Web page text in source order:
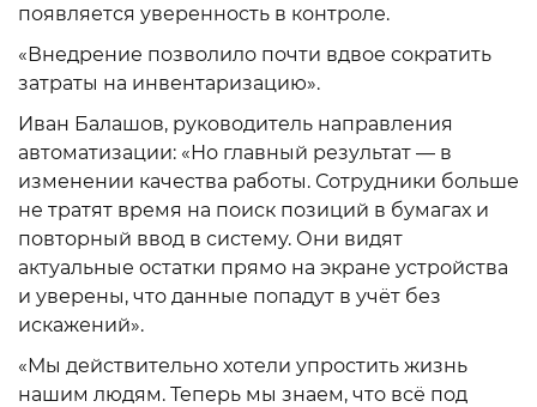
появляется уверенность в контроле.
«Внедрение позволило почти вдвое сократить
затраты на инвентаризацию».
Иван Балашов, руководитель направления
автоматизации: «Но главный результат — в
изменении качества работы. Сотрудники больше
не тратят время на поиск позиций в бумагах и
повторный ввод в систему. Они видят
актуальные остатки прямо на экране устройства
и уверены, что данные попадут в учёт без
искажений».
«Мы действительно хотели упростить жизнь
нашим людям. Теперь мы знаем, что всё под